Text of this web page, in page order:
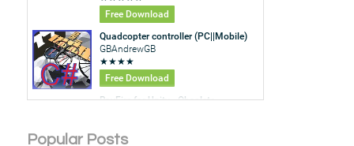
Popular Posts